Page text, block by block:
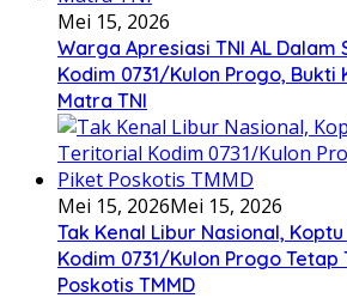
Mei 15, 2026
Warga Apresiasi TNI AL Dalam
Kodim 0731/Kulon Progo, Bukti
Matra TNI
Mei 15, 2026Mei 15, 2026
Tak Kenal Libur Nasional,
Kodim 0731/Kulon Progo Tetap
Poskotis TMMD